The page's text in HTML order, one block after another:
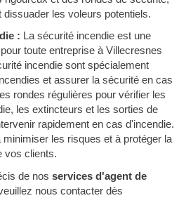
les voleurs potentiels.
: La sécurité incendie est une
toute entreprise à Villecresnes
incendie sont spécialement
et assurer la sécurité en cas
rondes régulières pour vérifier les
les extincteurs et les sorties de
rapidement en cas d'incendie.
les risques et à protéger la
vos clients.
de nos services d'agent de
nous contacter dès